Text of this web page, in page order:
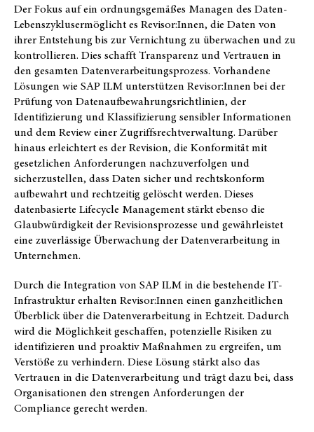
Der Fokus auf ein ordnungsgemäßes Managen des Daten-
Lebenszyklusermöglicht es Revisor:Innen, die Daten von
ihrer Entstehung bis zur Vernichtung zu überwachen und zu
kontrollieren. Dies schafft Transparenz und Vertrauen in
den gesamten Datenverarbeitungsprozess. Vorhandene
Lösungen wie SAP ILM unterstützen Revisor:Innen bei der
Prüfung von Datenaufbewahrungsrichtlinien, der
Identifizierung und Klassifizierung sensibler Informationen
und dem Review einer Zugriffsrechtverwaltung. Darüber
hinaus erleichtert es der Revision, die Konformität mit
gesetzlichen Anforderungen nachzuverfolgen und
sicherzustellen, dass Daten sicher und rechtskonform
aufbewahrt und rechtzeitig gelöscht werden. Dieses
datenbasierte Lifecycle Management stärkt ebenso die
Glaubwürdigkeit der Revisionsprozesse und gewährleistet
eine zuverlässige Überwachung der Datenverarbeitung in
Unternehmen.
Durch die Integration von SAP ILM in die bestehende IT-
Infrastruktur erhalten Revisor:Innen einen ganzheitlichen
Überblick über die Datenverarbeitung in Echtzeit. Dadurch
wird die Möglichkeit geschaffen, potenzielle Risiken zu
identifizieren und proaktiv Maßnahmen zu ergreifen, um
Verstöße zu verhindern. Diese Lösung stärkt also das
Vertrauen in die Datenverarbeitung und trägt dazu bei, dass
Organisationen den strengen Anforderungen der
Compliance gerecht werden.